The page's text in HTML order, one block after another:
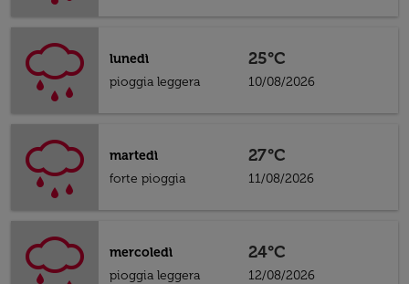
lunedì
pioggia leggera
25°C
10/08/2026
martedì
forte pioggia
27°C
11/08/2026
mercoledì
pioggia leggera
24°C
12/08/2026